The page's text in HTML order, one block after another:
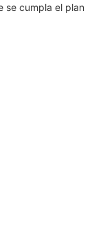
se cumpla el plan